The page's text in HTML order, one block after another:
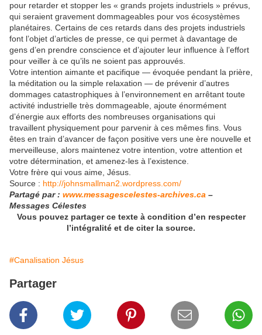
pour retarder et stopper les « grands projets industriels » prévus,
qui seraient gravement dommageables pour vos écosystèmes
planétaires. Certains de ces retards dans des projets industriels
font l’objet d’articles de presse, ce qui permet à davantage de
gens d’en prendre conscience et d’ajouter leur influence à l’effort
pour veiller à ce qu’ils ne soient pas approuvés.
Votre intention aimante et pacifique — évoquée pendant la prière,
la méditation ou la simple relaxation — de prévenir d’autres
dommages catastrophiques à l’environnement en arrêtant toute
activité industrielle très dommageable, ajoute énormément
d’énergie aux efforts des nombreuses organisations qui
travaillent physiquement pour parvenir à ces mêmes fins. Vous
êtes en train d’avancer de façon positive vers une ère nouvelle et
merveilleuse, alors maintenez votre intention, votre attention et
votre détermination, et amenez-les à l’existence.
Votre frère qui vous aime, Jésus.
Source : http://johnsmallman2.wordpress.com/
Partagé par : www.messagescelestes-archives.ca –
Messages Célestes
Vous pouvez partager ce texte à condition d’en respecter
l’intégralité et de citer la source.
#Canalisation Jésus
Partager